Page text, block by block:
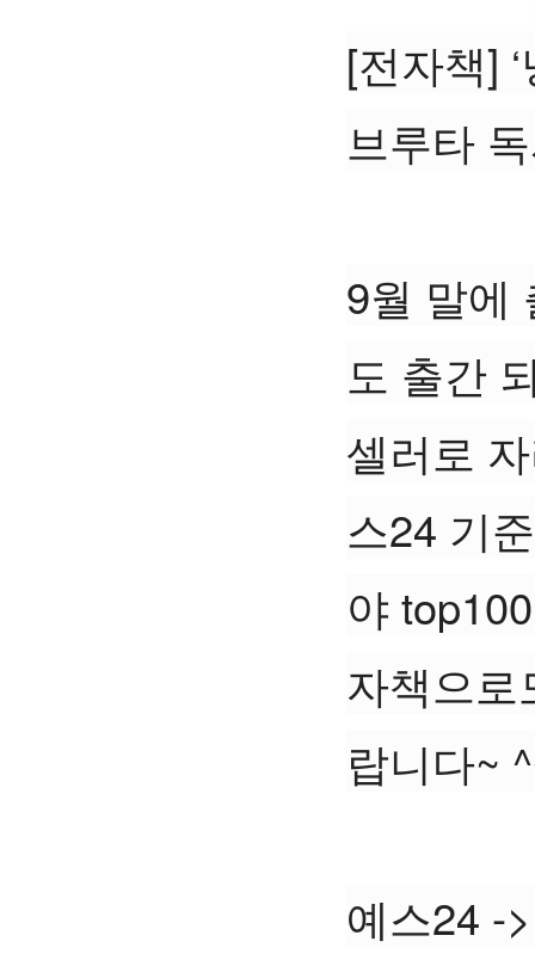
[전자책]
브루타
9월 말에
도 출간
셀러로
스24 기
야
자책으
랍니다~
예스24 -